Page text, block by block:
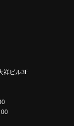
祥ビル3F
00